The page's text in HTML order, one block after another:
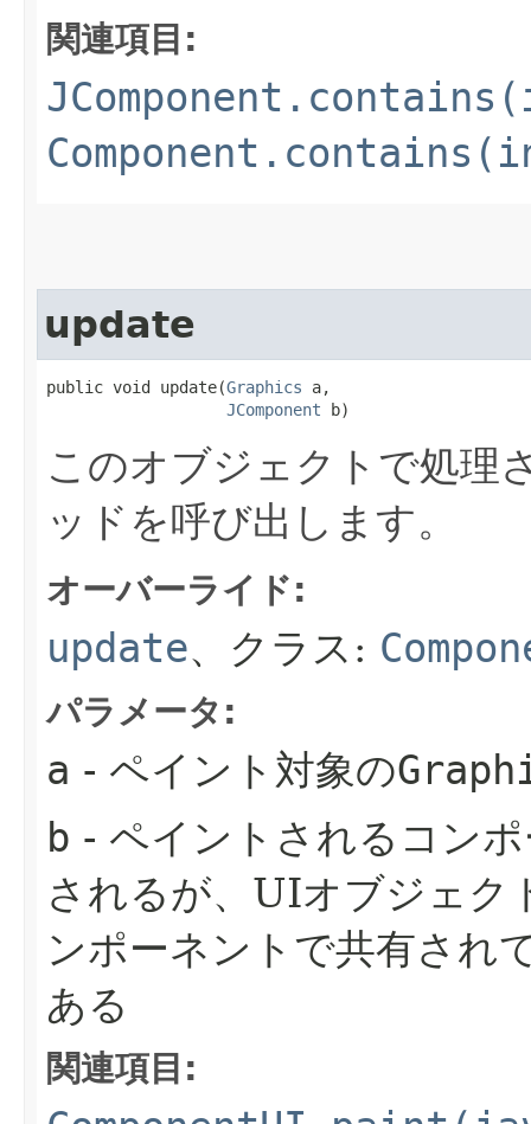
関連項目:
update
public void update​(Graphics a,
JComponent b)
このオブジェクトで処理
ッドを呼び出します。
オーバーライド:
update、クラス:
パラメータ:
a - ペイント対象の
b - ペイントされるコン
されるが、UIオブジェク
ンポーネントで共有され
ある
関連項目: